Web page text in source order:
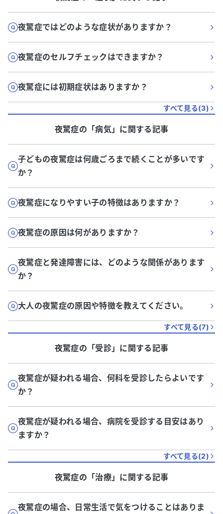
夜驚症ではどのような症状がありますか？
夜驚症のセルフチェックはできますか？
夜驚症には初期症状はありますか？
すべて見る(3)
夜驚症の「病気」に関する記事
子どもの夜驚症は何歳ごろまで続くことが多いです
か？
夜驚症になりやすい子の特徴はありますか？
夜驚症の原因は何がありますか？
夜驚症と発達障害には、どのような関係があります
か？
大人の夜驚症の原因や特徴を教えてください。
すべて見る(7)
夜驚症の「受診」に関する記事
夜驚症が疑われる場合、何科を受診したらよいです
か？
夜驚症が疑われる場合、病院を受診する目安はあり
ますか？
すべて見る(2)
夜驚症の「治療」に関する記事
夜驚症の場合、日常生活で気をつけることはありま